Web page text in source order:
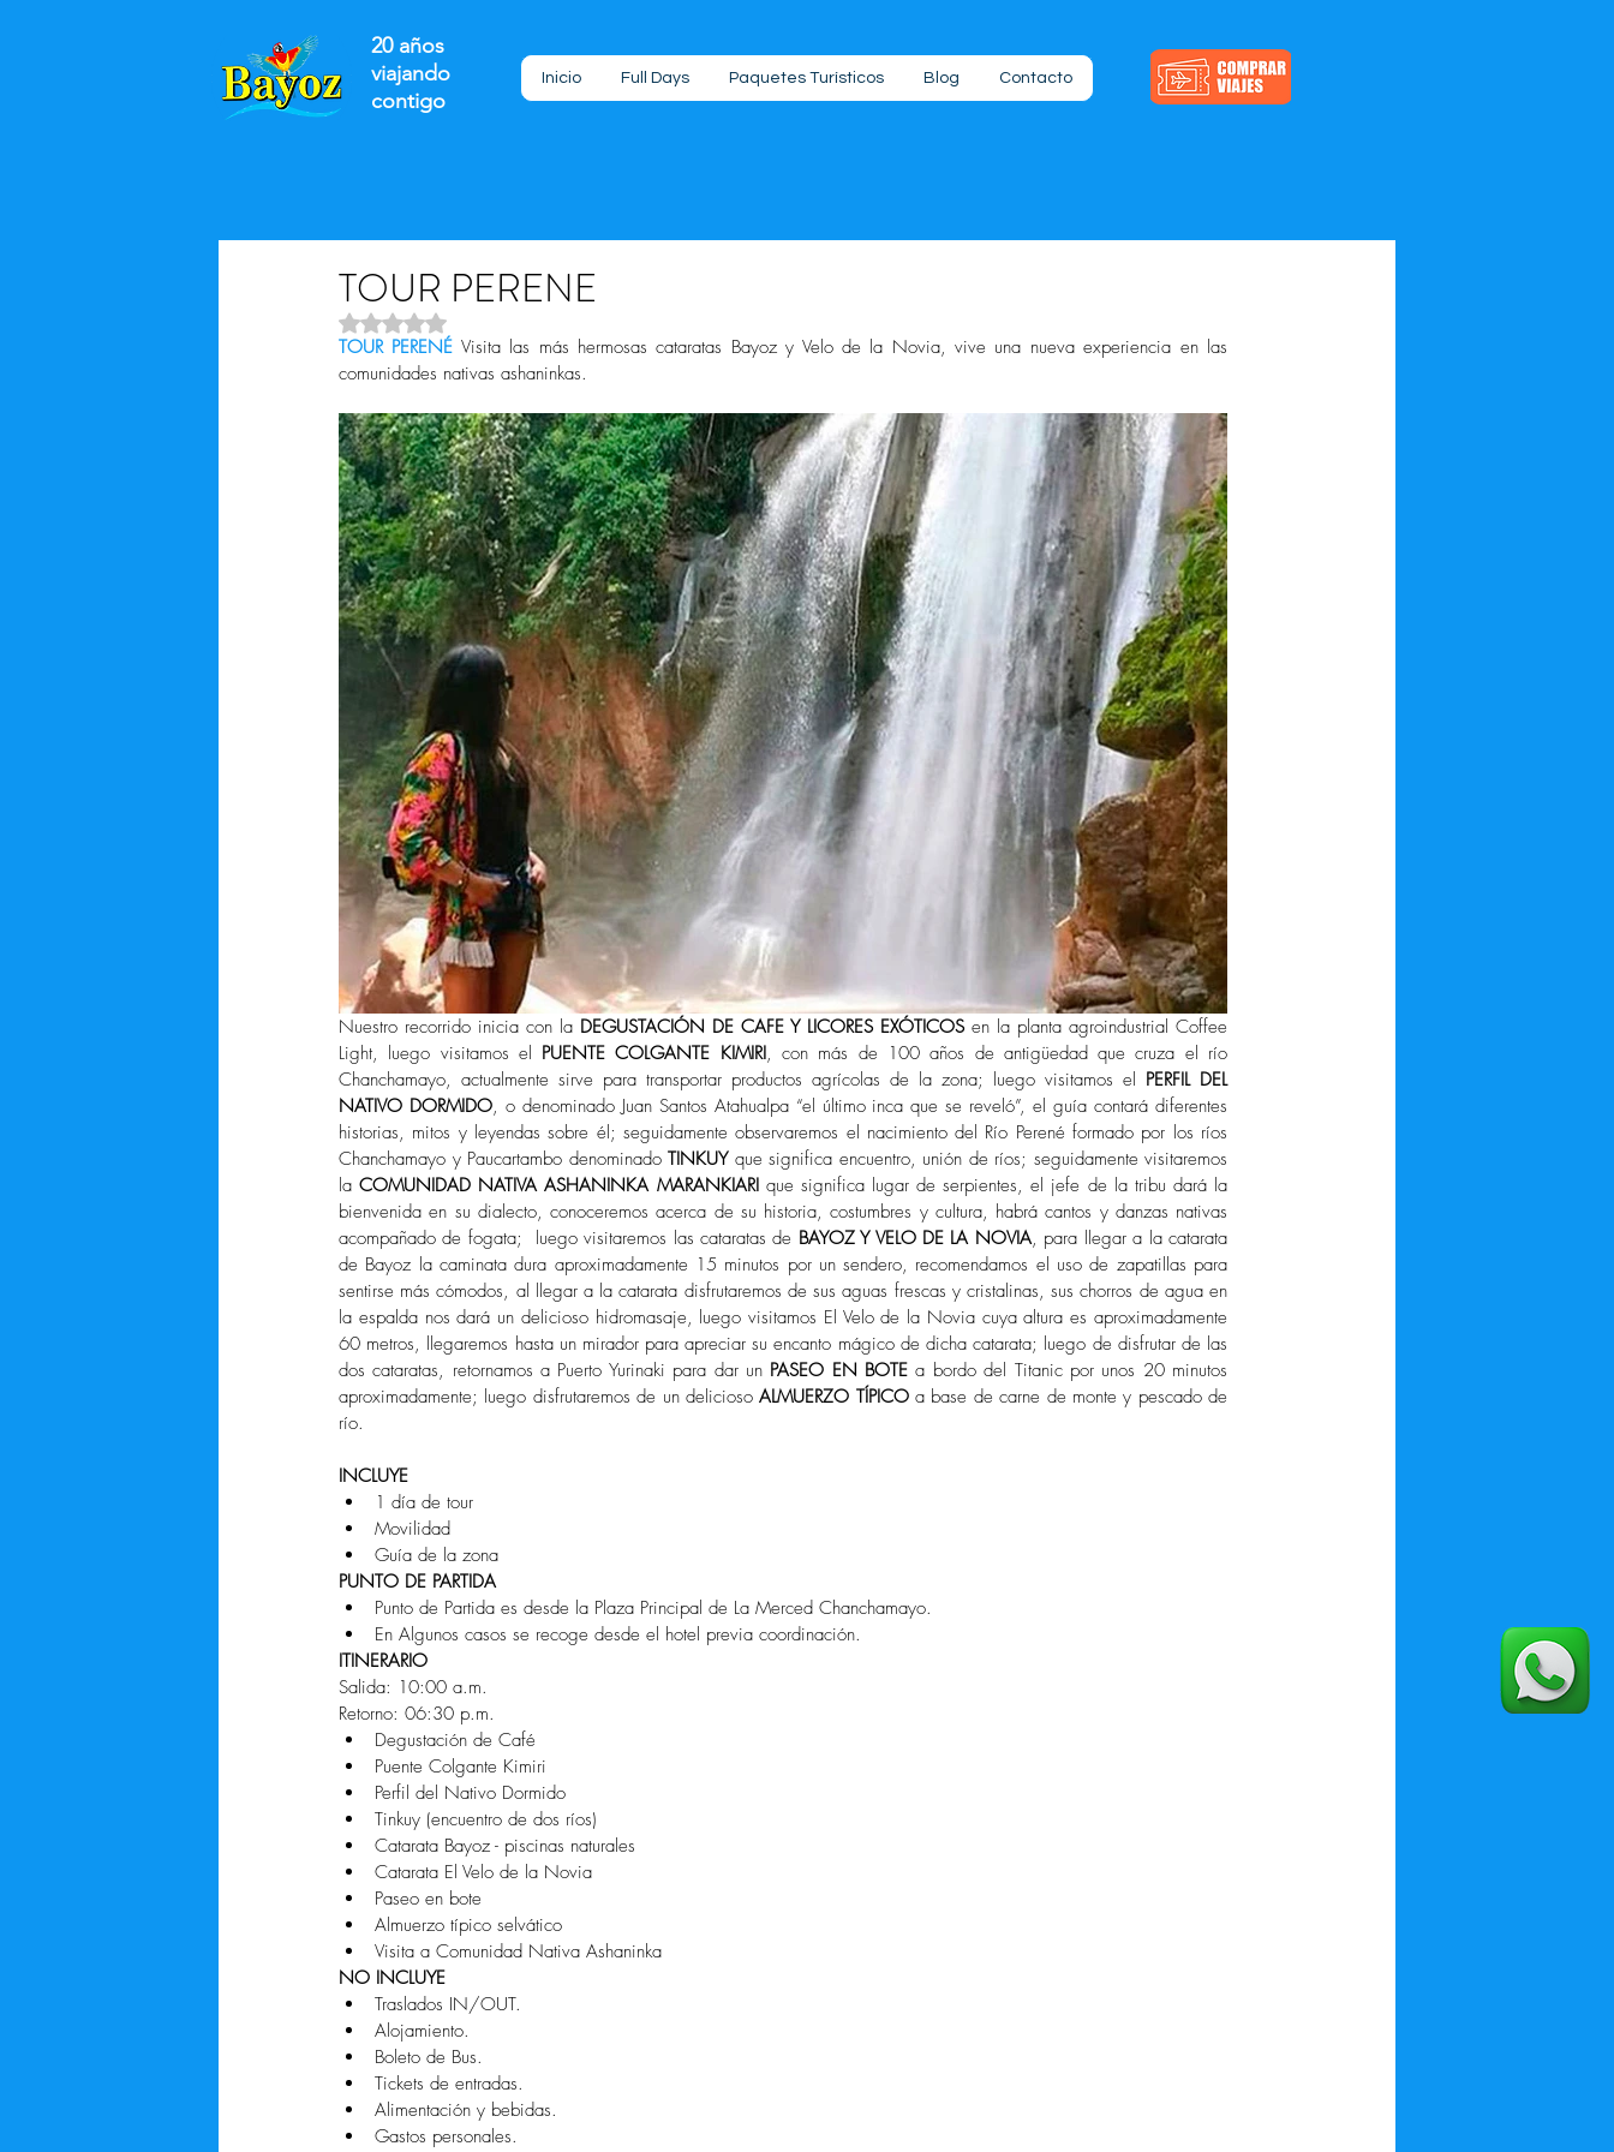
20 años
viajando
contigo
Inicio Full Days Paquetes Turísticos Blog Contacto
TOUR PERENE
Obtuvo NaN de 5 estrellas.
TOUR PERENÉ Visita las más hermosas cataratas Bayoz y Velo de la Novia, vive una nueva experiencia en las
comunidades nativas ashaninkas.
Nuestro recorrido inicia con la DEGUSTACIÓN DE CAFE Y LICORES EXÓTICOS en la planta agroindustrial Coffee
Light, luego visitamos el PUENTE COLGANTE KIMIRI, con más de 100 años de antigüedad que cruza el río
Chanchamayo, actualmente sirve para transportar productos agrícolas de la zona; luego visitamos el PERFIL DEL
NATIVO DORMIDO, o denominado Juan Santos Atahualpa “el último inca que se reveló”, el guía contará diferentes
historias, mitos y leyendas sobre él; seguidamente observaremos el nacimiento del Río Perené formado por los ríos
Chanchamayo y Paucartambo denominado TINKUY que significa encuentro, unión de ríos; seguidamente visitaremos
la COMUNIDAD NATIVA ASHANINKA MARANKIARI que significa lugar de serpientes, el jefe de la tribu dará la
bienvenida en su dialecto, conoceremos acerca de su historia, costumbres y cultura, habrá cantos y danzas nativas
acompañado de fogata;  luego visitaremos las cataratas de BAYOZ Y VELO DE LA NOVIA, para llegar a la catarata
de Bayoz la caminata dura aproximadamente 15 minutos por un sendero, recomendamos el uso de zapatillas para
sentirse más cómodos, al llegar a la catarata disfrutaremos de sus aguas frescas y cristalinas, sus chorros de agua en
la espalda nos dará un delicioso hidromasaje, luego visitamos El Velo de la Novia cuya altura es aproximadamente
60 metros, llegaremos hasta un mirador para apreciar su encanto mágico de dicha catarata; luego de disfrutar de las
dos cataratas, retornamos a Puerto Yurinaki para dar un PASEO EN BOTE a bordo del Titanic por unos 20 minutos
aproximadamente; luego disfrutaremos de un delicioso ALMUERZO TÍPICO a base de carne de monte y pescado de
río.
INCLUYE
1 día de tour
Movilidad
Guía de la zona
PUNTO DE PARTIDA
Punto de Partida es desde la Plaza Principal de La Merced Chanchamayo.
En Algunos casos se recoge desde el hotel previa coordinación.
ITINERARIO
Salida: 10:00 a.m.
Retorno: 06:30 p.m.
Degustación de Café
Puente Colgante Kimiri
Perfil del Nativo Dormido
Tinkuy (encuentro de dos ríos)
Catarata Bayoz - piscinas naturales
Catarata El Velo de la Novia
Paseo en bote
Almuerzo típico selvático
Visita a Comunidad Nativa Ashaninka
NO INCLUYE
Traslados IN/OUT.
Alojamiento.
Boleto de Bus.
Tickets de entradas.
Alimentación y bebidas.
Gastos personales.